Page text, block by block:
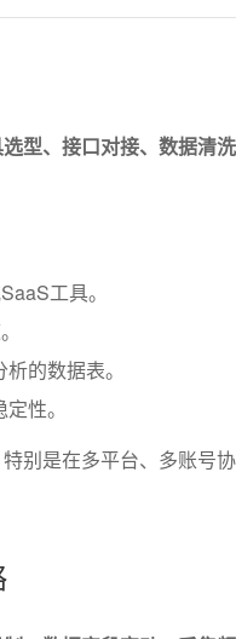
型、接口对接、数据清
工具。
的数据表。
性。
别是在多平台、多账号协